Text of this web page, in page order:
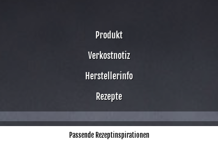
Produkt
Verkostnotiz
Herstellerinfo
Rezepte
Passende Rezeptinspirationen